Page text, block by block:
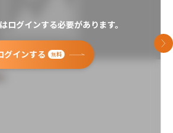
ログインする必要があります。
グインする 無料
次